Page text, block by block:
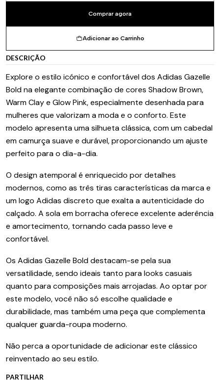
Adicionar ao Carrinho
Comprar agora
DESCRIÇÃO
Explore o estilo icónico e confortável dos Adidas Gazelle
Bold na elegante combinação de cores Shadow Brown,
Warm Clay e Glow Pink, especialmente desenhada para
mulheres que valorizam a moda e o conforto. Este
modelo apresenta uma silhueta clássica, com um cabedal
em camurça suave e durável, proporcionando um ajuste
perfeito para o dia-a-dia.
O design atemporal é enriquecido por detalhes
modernos, como as três tiras características da marca e
um logo Adidas discreto que exalta a autenticidade do
calçado. A sola em borracha oferece excelente aderência
e amortecimento, tornando cada passo leve e
confortável.
Os Adidas Gazelle Bold destacam-se pela sua
versatilidade, sendo ideais tanto para looks casuais
quanto para composições mais arrojadas. Ao optar por
este modelo, você não só escolhe qualidade e
durabilidade, mas também uma peça que complementa
qualquer guarda-roupa moderno.
Não perca a oportunidade de adicionar este clássico
reinventado ao seu estilo.
PARTILHAR